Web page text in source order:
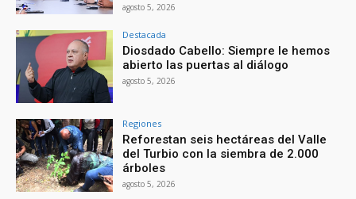
agosto 5, 2026
Destacada
Diosdado Cabello: Siempre le hemos
abierto las puertas al diálogo
agosto 5, 2026
Regiones
Reforestan seis hectáreas del Valle
del Turbio con la siembra de 2.000
árboles
agosto 5, 2026